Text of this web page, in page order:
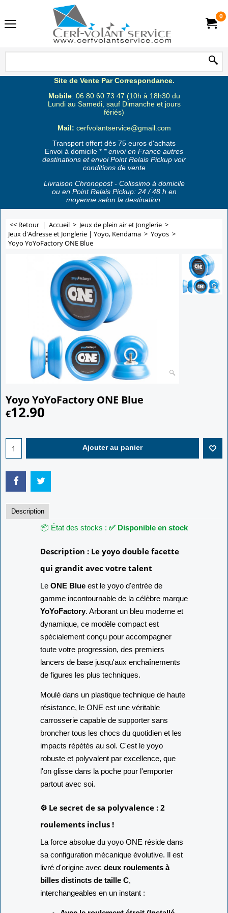
0
Site de Vente Par Correspondance.
Mobile: 06 80 60 73 47 (10h à 18h30 du
Lundi au Samedi, sauf Dimanche et jours
fériés)
Mail: cerfvolantservice@gmail.com
Transport offert dès 75 euros d'achats
Envoi à domicile * * envoi en France autres
destinations et envoi Point Relais Pickup voir
conditions de vente
Livraison Chronopost - Colissimo à domicile
ou en Point Relais Pickup: 24 / 48 h en
moyenne selon la destination.
<< Retour | Accueil > Jeux de plein air et Jonglerie >
Jeux d'Adresse et Jonglerie | Yoyo, Kendama > Yoyos >
Yoyo YoYoFactory ONE Blue
Yoyo YoYoFactory ONE Blue
€12.90
Ajouter au panier
Description
📦 État des stocks : ✅ Disponible en stock
Description : Le yoyo double facette
qui grandit avec votre talent
Le ONE Blue est le yoyo d'entrée de
gamme incontournable de la célèbre marque
YoYoFactory. Arborant un bleu moderne et
dynamique, ce modèle compact est
spécialement conçu pour accompagner
toute votre progression, des premiers
lancers de base jusqu'aux enchaînements
de figures les plus techniques.
Moulé dans un plastique technique de haute
résistance, le ONE est une véritable
carrosserie capable de supporter sans
broncher tous les chocs du quotidien et les
impacts répétés au sol. C'est le yoyo
robuste et polyvalent par excellence, que
l'on glisse dans la poche pour l'emporter
partout avec soi.
⚙️ Le secret de sa polyvalence : 2
roulements inclus !
La force absolue du yoyo ONE réside dans
sa configuration mécanique évolutive. Il est
livré d'origine avec deux roulements à
billes distincts de taille C,
interchangeables en un instant :